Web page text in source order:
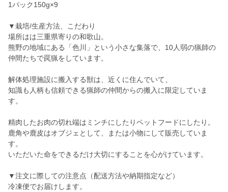
1パック150g×9
▼栽培/生産方法、こだわり
場所はは三重県寄りの和歌山。
熊野の地域にある「色川」という小さな集落で、10人弱の猟師の
仲間たちで罠猟をしています。
解体処理施設に搬入する獣は、近くに住んでいて、
知識も人柄も信頼できる猟師の仲間からの搬入に限定していま
す。
精肉したお肉の切れ端はミンチにしたりペットフードにしたり。
鹿角や鹿皮はオブジェとして、または小物にして販売していま
す。
いただいた命をできるだけ大切にすることを心がけています。
▼注文に際しての注意点（配送方法や納期指定など）
冷凍便でお届けします。